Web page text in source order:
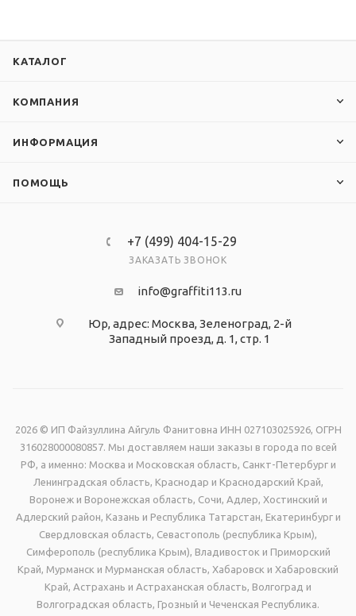
КАТАЛОГ
КОМПАНИЯ
ИНФОРМАЦИЯ
ПОМОЩЬ
+7 (499) 404-15-29
ЗАКАЗАТЬ ЗВОНОК
info@graffiti113.ru
Юр, адрес: Москва, Зеленоград, 2-й
Западный проезд, д. 1, стр. 1
2026 © ИП Файзуллина Айгуль Фанитовна ИНН 027103025926, ОГРН
316028000080857. Мы доставляем наши заказы в города по всей
РФ, а именно: Москва и Московская область, Санкт-Петербург и
Ленинградская область, Краснодар и Краснодарский Край,
Воронеж и Воронежская область, Сочи, Адлер, Хостинский и
Адлерский район, Казань и Республика Татарстан, Екатеринбург и
Свердловская область, Севастополь (республика Крым),
Симферополь (республика Крым), Владивосток и Приморский
Край, Мурманск и Мурманская область, Хабаровск и Хабаровский
Край, Астрахань и Астраханская область, Волгоград и
Волгоградская область, Грозный и Чеченская Республика.